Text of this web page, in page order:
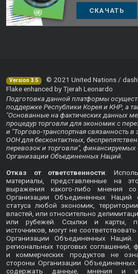
СКАЧАТЬ
Version 3.5
© 2021 United Nations /
Flake enhanced by Tjerah Leonardo
Подготовка данной платформы
поддержке Республики Корея и КНР, а
"Основанные на фактических данных
процедур торговли для экономик с
и "Торгово-транспортная связанность
ООН для бесконтактных,
перевозок и торговли", финансируемых
Организации Объединенных Наций.
Отказ от ответственности:
материалы, представленные на
выражения какого-либо мнения
Организации Объединенных Наций
статуса любой экономик,
властей, или относительно
или рубежей. Ссылки и карты,
источников, могут не
Организации Объединенных Наций.
региональных торговых соглашений,
и коммерческих продуктов не
стороны Организации
содержать данные, мнения и